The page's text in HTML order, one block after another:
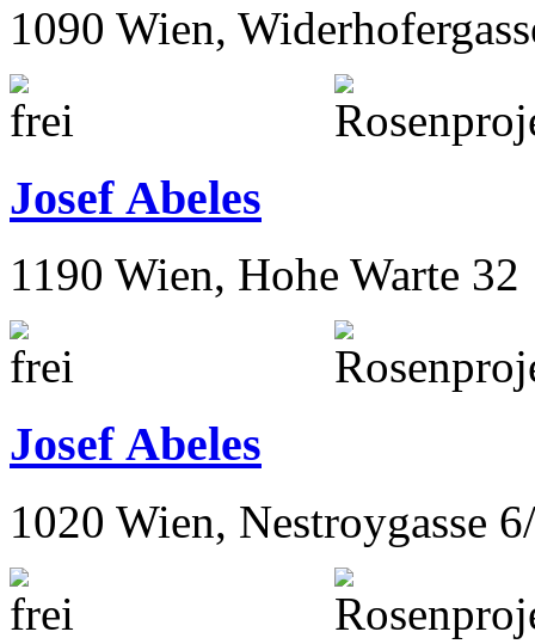
1090 Wien,
Josef Abeles
1190 Wien, Hohe Warte 32
Josef Abeles
1020 Wien, Nestroygasse